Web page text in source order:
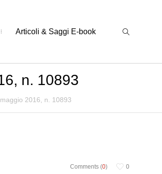
Articoli & Saggi E-book
n. 10893
2016, n. 10893
Comments (0) 0